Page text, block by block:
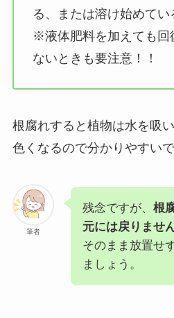
る、または溶け始めてい
※液体肥料を加えても回
ないときも要注意！！
根腐れすると植物は水を吸
色くなるので分かりやすいで
筆者
残念ですが、 根
元には戻りません
そのまま放置せ
ましょう。